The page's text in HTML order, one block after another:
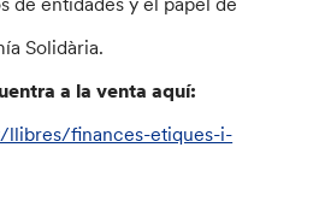
Solidària.
a la venta aquí:
llibres/finances-etiques-i-